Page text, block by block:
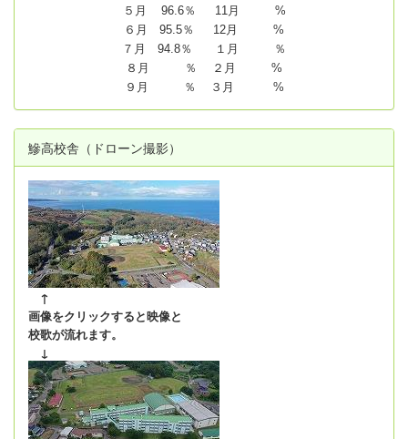
５月 96.6％ 11月 %
６月 95.5％ 12月 %
７月 94.8％ １月 ％
８月 ％ ２月 %
９月 ％ ３月 %
鰺高校舎（ドローン撮影）
↑
画像をクリックすると映像と
校歌が流れます。
↓